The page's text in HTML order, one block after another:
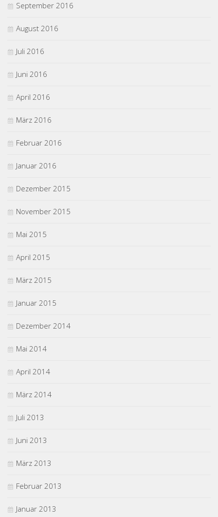
September 2016
August 2016
Juli 2016
Juni 2016
April 2016
März 2016
Februar 2016
Januar 2016
Dezember 2015
November 2015
Mai 2015
April 2015
März 2015
Januar 2015
Dezember 2014
Mai 2014
April 2014
März 2014
Juli 2013
Juni 2013
März 2013
Februar 2013
Januar 2013